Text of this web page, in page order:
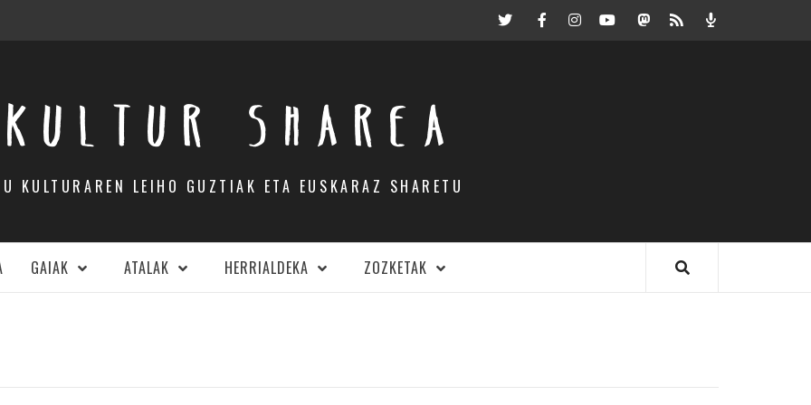
TwitterFacebookInstagramYoutubeMastodon.eus
RSS Podcast
KULTUR SHAREA
KULTURAREN LEIHO GUZTIAK ETA EUSKARAZ SHARETU
GAIAK ATALAK HERRIALDEKA ZOZKETAK